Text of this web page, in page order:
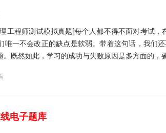
工程师测试模拟真题]每个人都不得不面对考试
唯一不会改正的缺点是软弱。带着这句话，我们
既然如此，学习的成功与失败原因是多方面的，
电子题库